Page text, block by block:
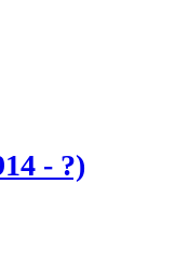
- ?)